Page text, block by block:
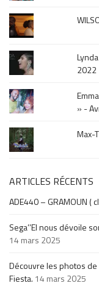
2022
» -
Max-
ARTICLES RÉCENTS
ADE440 – GRAMOUN (
Sega’’El nous dévoile
14 mars 2025
Découvre les photos de
Fiesta. 14 mars 2025